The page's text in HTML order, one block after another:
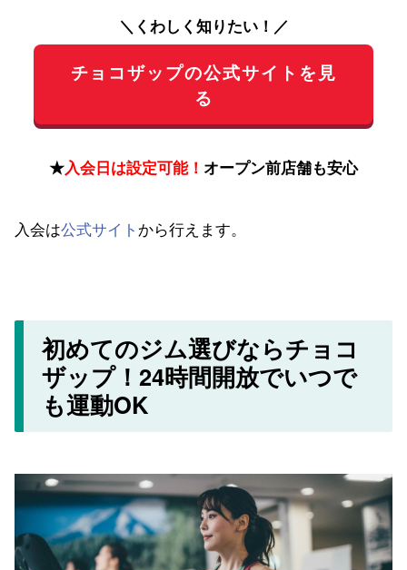
＼くわしく知りたい！／
チョコザップの公式サイトを見
る
★入会日は設定可能！ オープン前店舗も安心
入会は公式サイト から行えます。
初めてのジム選びならチョコ
ザップ！24時間開放でいつで
も運動OK